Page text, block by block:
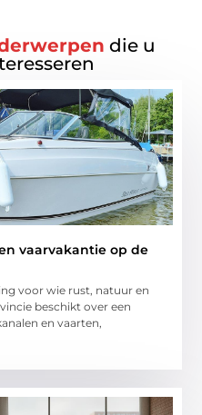
die u
vaarvakantie op de
voor wie rust, natuur en
beschikt over een
en vaarten,